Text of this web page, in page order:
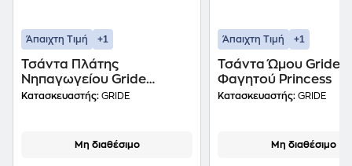
Άπαιχτη Τιμή +1
Τσάντα Πλάτης
Νηπαγωγείου Gride
Princess Με 1 Θήκη
Κατασκευαστής: GRIDE
Μη διαθέσιμο
Άπαιχτη Τιμή +1
Τσάντα Ώμου Gride
Φαγητού Princess
Κατασκευαστής: GRIDE
Μη διαθέσιμο